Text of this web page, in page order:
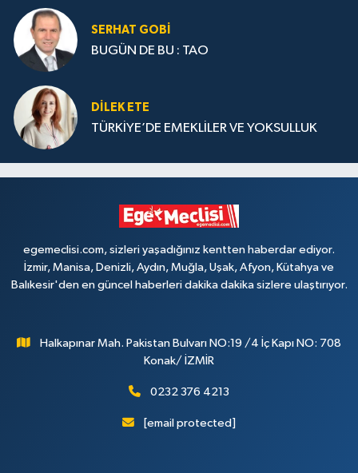
SERHAT GOBİ
BUGÜN DE BU : TAO
DILEK ETE
TÜRKİYE’DE EMEKLİLER VE YOKSULLUK
egemeclisi.com, sizleri yaşadığınız kentten haberdar ediyor.
İzmir, Manisa, Denizli, Aydın, Muğla, Uşak, Afyon, Kütahya ve
Balıkesir'den en güncel haberleri dakika dakika sizlere ulaştırıyor.
Halkapınar Mah. Pakistan Bulvarı NO:19 /4 İç Kapı NO: 708
Konak/ İZMİR
0232 376 4213
[email protected]